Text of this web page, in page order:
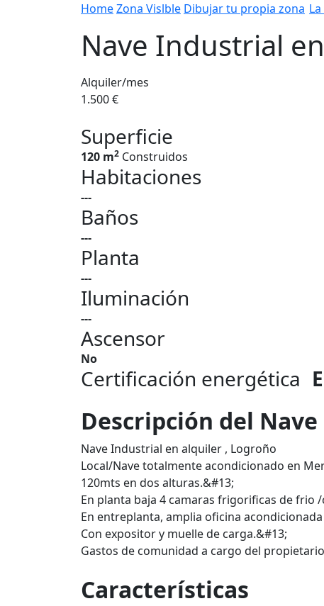
HomeZona Vislble Dibujar tu propia zona
Nave Industrial
Alquiler/mes
1.500 €
Superficie
120 m2 Construidos
Habitaciones
---
Baños
---
Planta
---
Iluminación
---
Ascensor
No
Certificación energética
Descripción del
Nave Industrial en alquiler , Logroño
Local/Nave totalmente acondicionado en
120mts en dos alturas.&#13;
En planta baja 4 camaras frigorificas de frio
En entreplanta, amplia oficina
Con expositor y muelle de carga.&#13;
Gastos de comunidad a cargo del
Características